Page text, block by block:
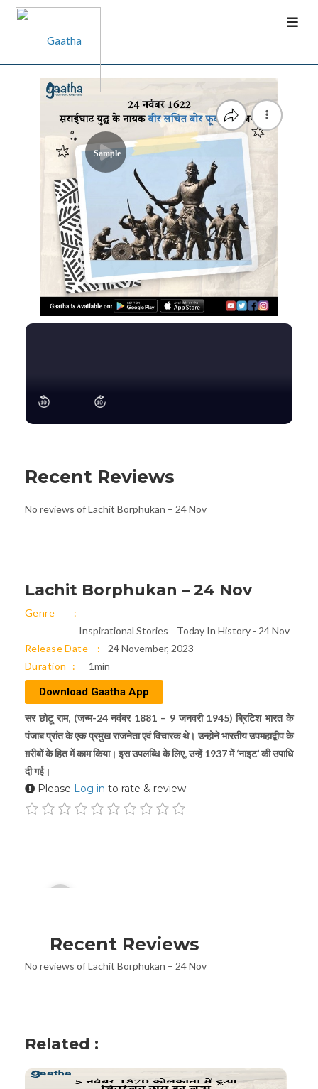
Sample
Recent Reviews
No reviews of Lachit Borphukan – 24 Nov
Lachit Borphukan – 24 Nov
Genre
Inspirational Stories
Today In History - 24 Nov
Release Date
24 November, 2023
Duration
1min
Download Gaatha App
सर छोटू राम, (जन्म-24 नवंबर 1881 – 9 जनवरी 1945) ब्रिटिश भारत के
पंजाब प्रांत के एक प्रमुख राजनेता एवं विचारक थे। उन्होने भारतीय उपमहाद्वीप के
ग़रीबों के हित में काम किया। इस उपलब्धि के लिए, उन्हें 1937 में ‘नाइट’ की उपाधि
दी गई।
Please Log in to rate & review
Player
Recent Reviews
No reviews of Lachit Borphukan – 24 Nov
Related :